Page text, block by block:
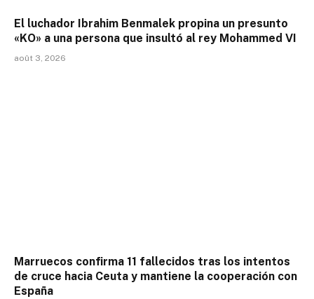
El luchador Ibrahim Benmalek propina un presunto
«KO» a una persona que insultó al rey Mohammed VI
août 3, 2026
Marruecos confirma 11 fallecidos tras los intentos
de cruce hacia Ceuta y mantiene la cooperación con
España